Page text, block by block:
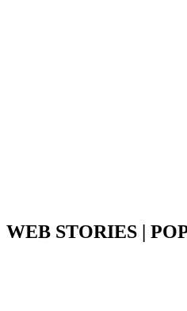
WEB STORIES |